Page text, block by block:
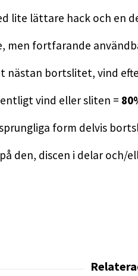
lite lättare hack och en
men fortfarande
nästan bortslitet, vind
vind eller sliten =
form delvis
den, discen i delar och/